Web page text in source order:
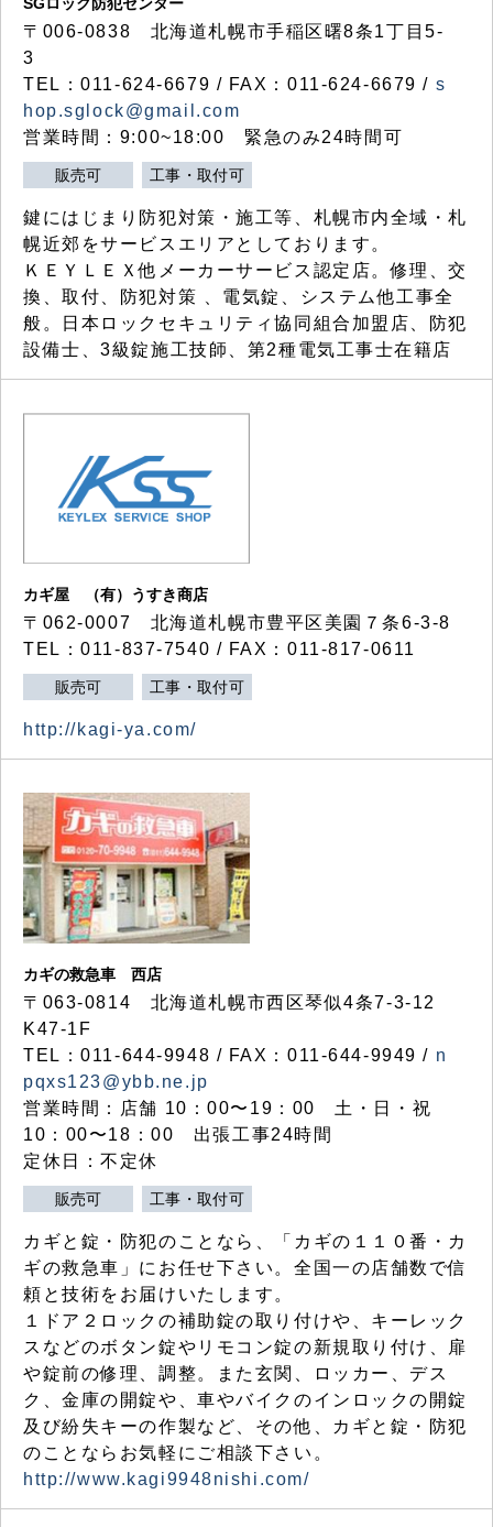
〒006-0838 北海道札幌市手稲区曙8条1丁目5-
3
TEL：011-624-6679 / FAX：011-624-6679 / s
hop.sglock@gmail.com
営業時間：9:00~18:00 緊急のみ24時間可
販売可 工事・取付可
鍵にはじまり防犯対策・施工等、札幌市内全域・札
幌近郊をサービスエリアとしております。
ＫＥＹＬＥＸ他メーカーサービス認定店。修理、交
換、取付、防犯対策 、電気錠、システム他工事全
般。日本ロックセキュリティ協同組合加盟店、防犯
設備士、3級錠施工技師、第2種電気工事士在籍店
カギ屋 （有）うすき商店
〒062-0007 北海道札幌市豊平区美園７条6-3-8
TEL：011-837-7540 / FAX：011-817-0611
販売可 工事・取付可
http://kagi-ya.com/
カギの救急車 西店
〒063-0814 北海道札幌市西区琴似4条7-3-12
K47-1F
TEL：011-644-9948 / FAX：011-644-9949 / n
pqxs123@ybb.ne.jp
営業時間：店舗 10：00〜19：00 土・日・祝
10：00〜18：00 出張工事24時間
定休日：不定休
販売可 工事・取付可
カギと錠・防犯のことなら、「カギの１１０番・カ
ギの救急車」にお任せ下さい。全国一の店舗数で信
頼と技術をお届けいたします。
１ドア２ロックの補助錠の取り付けや、キーレック
スなどのボタン錠やリモコン錠の新規取り付け、扉
や錠前の修理、調整。また玄関、ロッカー、デス
ク、金庫の開錠や、車やバイクのインロックの開錠
及び紛失キーの作製など、その他、カギと錠・防犯
のことならお気軽にご相談下さい。
http://www.kagi9948nishi.com/